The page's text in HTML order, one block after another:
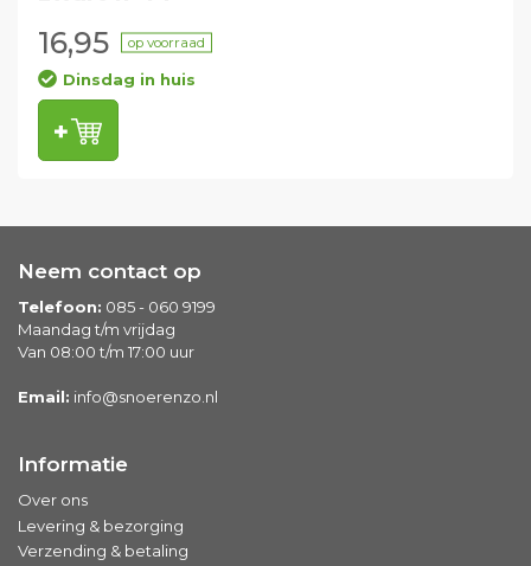
16,95 op voorraad
Dinsdag in huis
Neem contact op
Telefoon: 085 - 060 9199
Maandag t/m vrijdag
Van 08:00 t/m 17:00 uur
Email: info@snoerenzo.nl
Informatie
Over ons
Levering & bezorging
Verzending & betaling